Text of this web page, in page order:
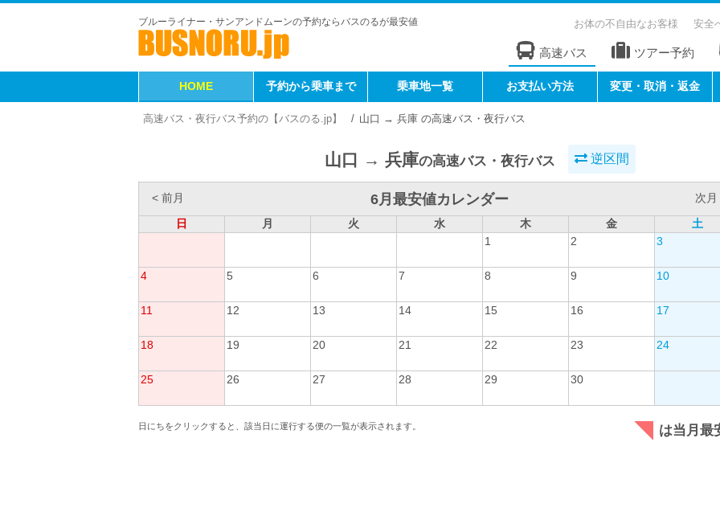
ブルーライナー・サンアンドムーンの予約ならバスのるが最安値 お体の不自由なお客様 安全
高速バス ツアー予約
HOME 予約から乗車まで 乗車地一覧 お支払い方法 変更・取消・返金
高速バス・夜行バス予約の【バスのる.jp】 山口 → 兵庫 の高速バス・夜行バス
山口 → 兵庫の高速バス・夜行バス 逆区間
< 前月 6月最安値カレンダー
次月
日
月 火 水 木 金
土
1
2 3
4 5 6 7 8 9 10
11 12 13 14 15 16 17
18 19 20 21 22 23 24
25 26 27 28 29 30
日にちをクリックすると、該当日に運行する便の一覧が表示されます。 は当月最